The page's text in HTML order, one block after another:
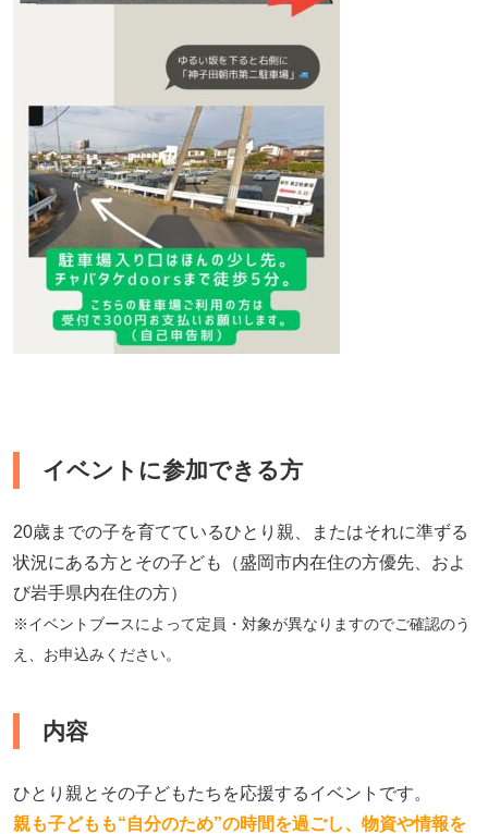
イベントに参加できる方
20歳までの子を育てているひとり親、またはそれに準ずる
状況にある方とその子ども（盛岡市内在住の方優先、およ
び岩手県内在住の方）
※イベントブースによって定員・対象が異なりますのでご確認のう
え、お申込みください。
内容
ひとり親とその子どもたちを応援するイベントです。
親も子どもも“自分のため”の時間を過ごし、物資や情報を